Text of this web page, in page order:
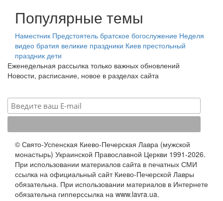
Популярные темы
Наместник Предстоятель братское богослужение Неделя
видео братия великие праздники Киев престольный
праздник дети
Еженедельная рассылка только важных обновлений
Новости, расписание, новое в разделах сайта
© Свято-Успенская Киево-Печерская Лавра (мужской
монастырь) Украинской Православной Церкви 1991-2026.
При использовании материалов сайта в печатных СМИ
ссылка на официальный сайт Киево-Печерской Лавры
обязательна. При использовании материалов в Интернете
обязательна гипперссылка на www.lavra.ua.